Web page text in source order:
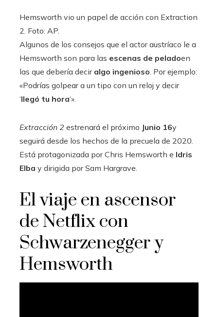
Hemsworth vio un papel de acción con Extraction
2. Foto: AP.
Algunos de los consejos que el actor austríaco le a
Hemsworth son para las escenas de peladoen
las que debería decir algo ingenioso . Por ejemplo:
«Podrías golpear a un tipo con un reloj y decir
‘llegó tu hora‘».
Extracción 2 estrenará el próximo Junio ​​16y
seguirá desde los hechos de la precuela de 2020.
Está protagonizada por Chris Hemsworth e Idris
Elba y dirigida por Sam Hargrave.
El viaje en ascensor
de Netflix con
Schwarzenegger y
Hemsworth